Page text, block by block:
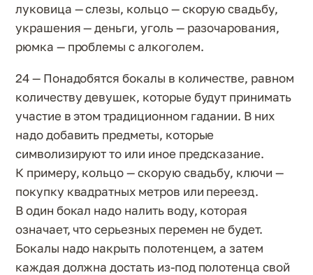
луковица — слезы, кольцо — скорую свадьбу,
украшения — деньги, уголь — разочарования,
рюмка — проблемы с алкоголем.
24 — Понадобятся бокалы в количестве, равном
количеству девушек, которые будут принимать
участие в этом традиционном гадании. В них
надо добавить предметы, которые
символизируют то или иное предсказание.
К примеру, кольцо — скорую свадьбу, ключи —
покупку квадратных метров или переезд.
В один бокал надо налить воду, которая
означает, что серьезных перемен не будет.
Бокалы надо накрыть полотенцем, а затем
каждая должна достать из-под полотенца свой